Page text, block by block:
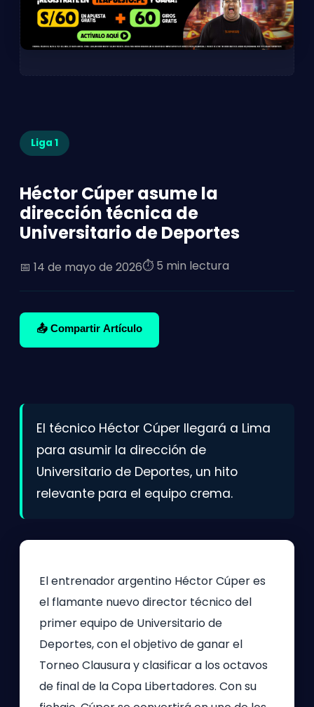
Liga 1
Héctor Cúper asume la
dirección técnica de
Universitario de Deportes
📅 14 de mayo de 2026⏱️ 5 min lectura
📤 Compartir Artículo
El técnico Héctor Cúper llegará a Lima
para asumir la dirección de
Universitario de Deportes, un hito
relevante para el equipo crema.
El entrenador argentino Héctor Cúper es
el flamante nuevo director técnico del
primer equipo de Universitario de
Deportes, con el objetivo de ganar el
Torneo Clausura y clasificar a los octavos
de final de la Copa Libertadores. Con su